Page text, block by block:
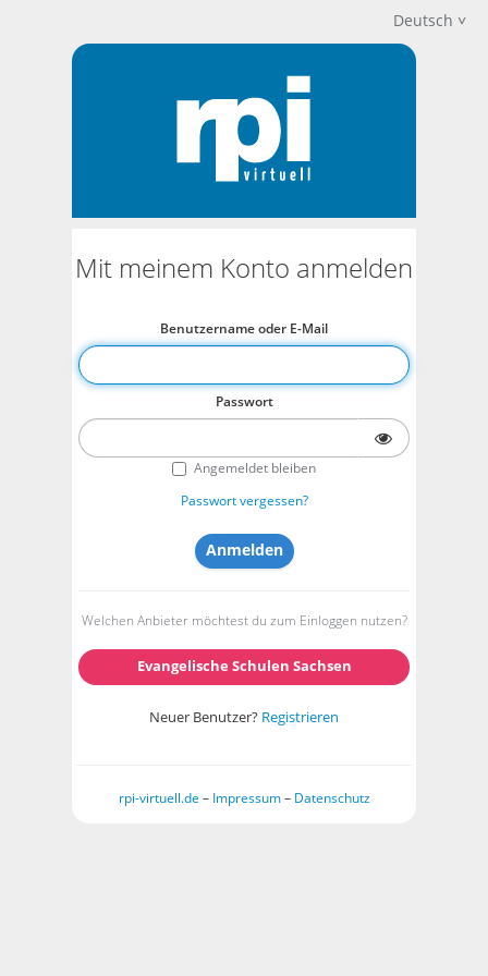
Deutsch
Mit meinem Konto anmelden
Benutzername oder E-Mail
Passwort
Angemeldet bleiben
Passwort vergessen?
Welchen Anbieter möchtest du zum Einloggen nutzen?
Evangelische Schulen Sachsen
Neuer Benutzer? Registrieren
rpi-virtuell.de – Impressum – Datenschutz